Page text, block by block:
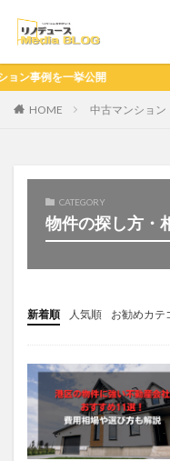
一挙公開
HOME 中古マンション
CATEGORY
物件の探し方・
新着順 人気順 お勧めカテ
未分類